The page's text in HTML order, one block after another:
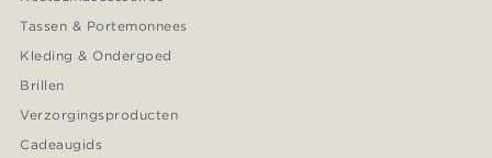
Tassen & Portemonnees
Kleding & Ondergoed
Brillen
Verzorgingsproducten
Cadeaugids